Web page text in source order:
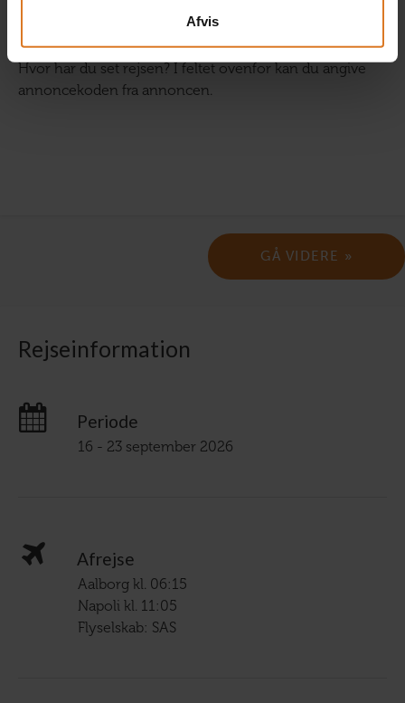
Afvis
Hvor har du set rejsen? I feltet ovenfor kan du angive
annoncekoden fra annoncen.
Rejseinformation
Periode
16 - 23 september 2026
Afrejse
Aalborg kl. 06:15
Napoli kl. 11:05
Flyselskab: SAS